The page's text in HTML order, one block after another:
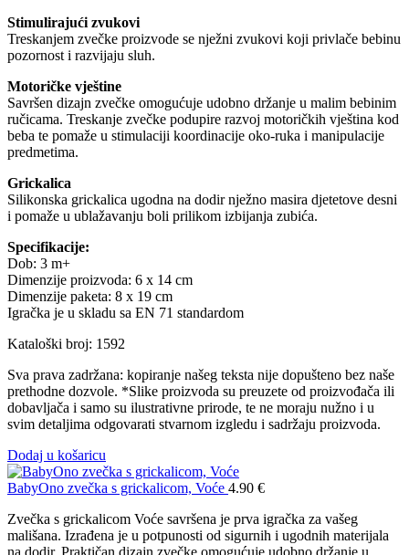
Stimulirajući zvukovi
Treskanjem zvečke proizvode se nježni zvukovi koji privlače bebinu
pozornost i razvijaju sluh.
Motoričke vještine
Savršen dizajn zvečke omogućuje udobno držanje u malim bebinim
ručicama. Treskanje zvečke podupire razvoj motoričkih vještina kod
beba te pomaže u stimulaciji koordinacije oko-ruka i manipulacije
predmetima.
Grickalica
Silikonska grickalica ugodna na dodir nježno masira djetetove desni
i pomaže u ublažavanju boli prilikom izbijanja zubića.
Specifikacije:
Dob: 3 m+
Dimenzije proizvoda: 6 x 14 cm
Dimenzije paketa: 8 x 19 cm
Igračka je u skladu sa EN 71 standardom
Kataloški broj: 1592
Sva prava zadržana: kopiranje našeg teksta nije dopušteno bez naše
prethodne dozvole. *Slike proizvoda su preuzete od proizvođača ili
dobavljača i samo su ilustrativne prirode, te ne moraju nužno i u
svim detaljima odgovarati stvarnom izgledu i sadržaju proizvoda.
Dodaj u košaricu
BabyOno zvečka s grickalicom, Voće 4.90 €
Zvečka s grickalicom Voće savršena je prva igračka za vašeg
mališana. Izrađena je u potpunosti od sigurnih i ugodnih materijala
na dodir. Praktičan dizajn zvečke omogućuje udobno držanje u